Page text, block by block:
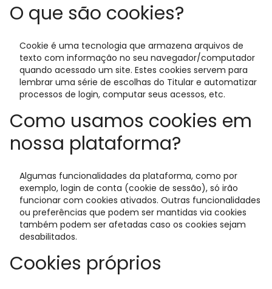
O que são cookies?
Cookie é uma tecnologia que armazena arquivos de
texto com informação no seu navegador/computador
quando acessado um site. Estes cookies servem para
lembrar uma série de escolhas do Titular e automatizar
processos de login, computar seus acessos, etc.
Como usamos cookies em
nossa plataforma?
Algumas funcionalidades da plataforma, como por
exemplo, login de conta (cookie de sessão), só irão
funcionar com cookies ativados. Outras funcionalidades
ou preferências que podem ser mantidas via cookies
também podem ser afetadas caso os cookies sejam
desabilitados.
Cookies próprios